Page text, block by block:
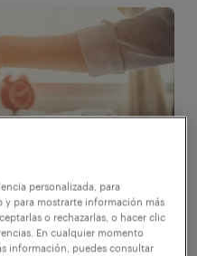
personalizada, para
y para mostrarte información más
o rechazarlas, o hacer clic
En cualquier momento
información, puedes consultar